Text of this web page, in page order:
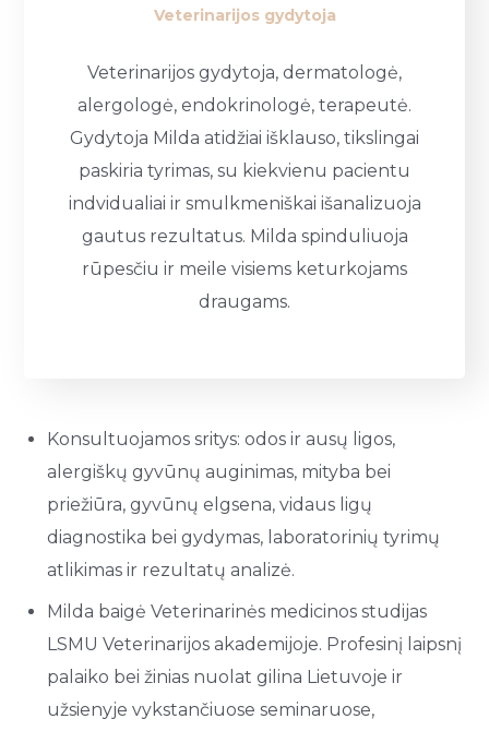
Veterinarijos gydytoja
Veterinarijos gydytoja, dermatologė,
alergologė, endokrinologė, terapeutė.
Gydytoja Milda atidžiai išklauso, tikslingai
paskiria tyrimas, su kiekvienu pacientu
indvidualiai ir smulkmeniškai išanalizuoja
gautus rezultatus. Milda spinduliuoja
rūpesčiu ir meile visiems keturkojams
draugams.
Konsultuojamos sritys: odos ir ausų ligos,
alergiškų gyvūnų auginimas, mityba bei
priežiūra, gyvūnų elgsena, vidaus ligų
diagnostika bei gydymas, laboratorinių tyrimų
atlikimas ir rezultatų analizė.
Milda baigė Veterinarinės medicinos studijas
LSMU Veterinarijos akademijoje. Profesinį laipsnį
palaiko bei žinias nuolat gilina Lietuvoje ir
užsienyje vykstančiuose seminaruose,